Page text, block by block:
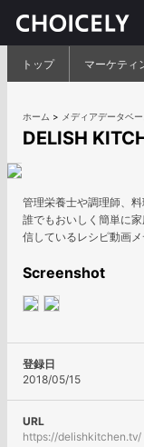
トップ マーケティ
ホーム > メディアデータベー
DELISH
管理栄養士や調理師、
誰でもおいしく簡単に
信しているレシピ動画
Screenshot
登録日
2018/05/15
URL
https://delishkitchen.tv/